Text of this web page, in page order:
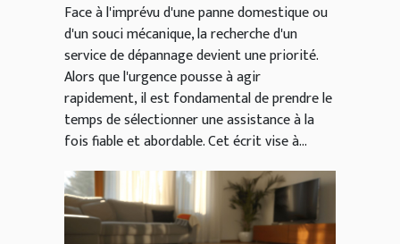
Face à l'imprévu d'une panne domestique ou
d'un souci mécanique, la recherche d'un
service de dépannage devient une priorité.
Alors que l'urgence pousse à agir
rapidement, il est fondamental de prendre le
temps de sélectionner une assistance à la
fois fiable et abordable. Cet écrit vise à...